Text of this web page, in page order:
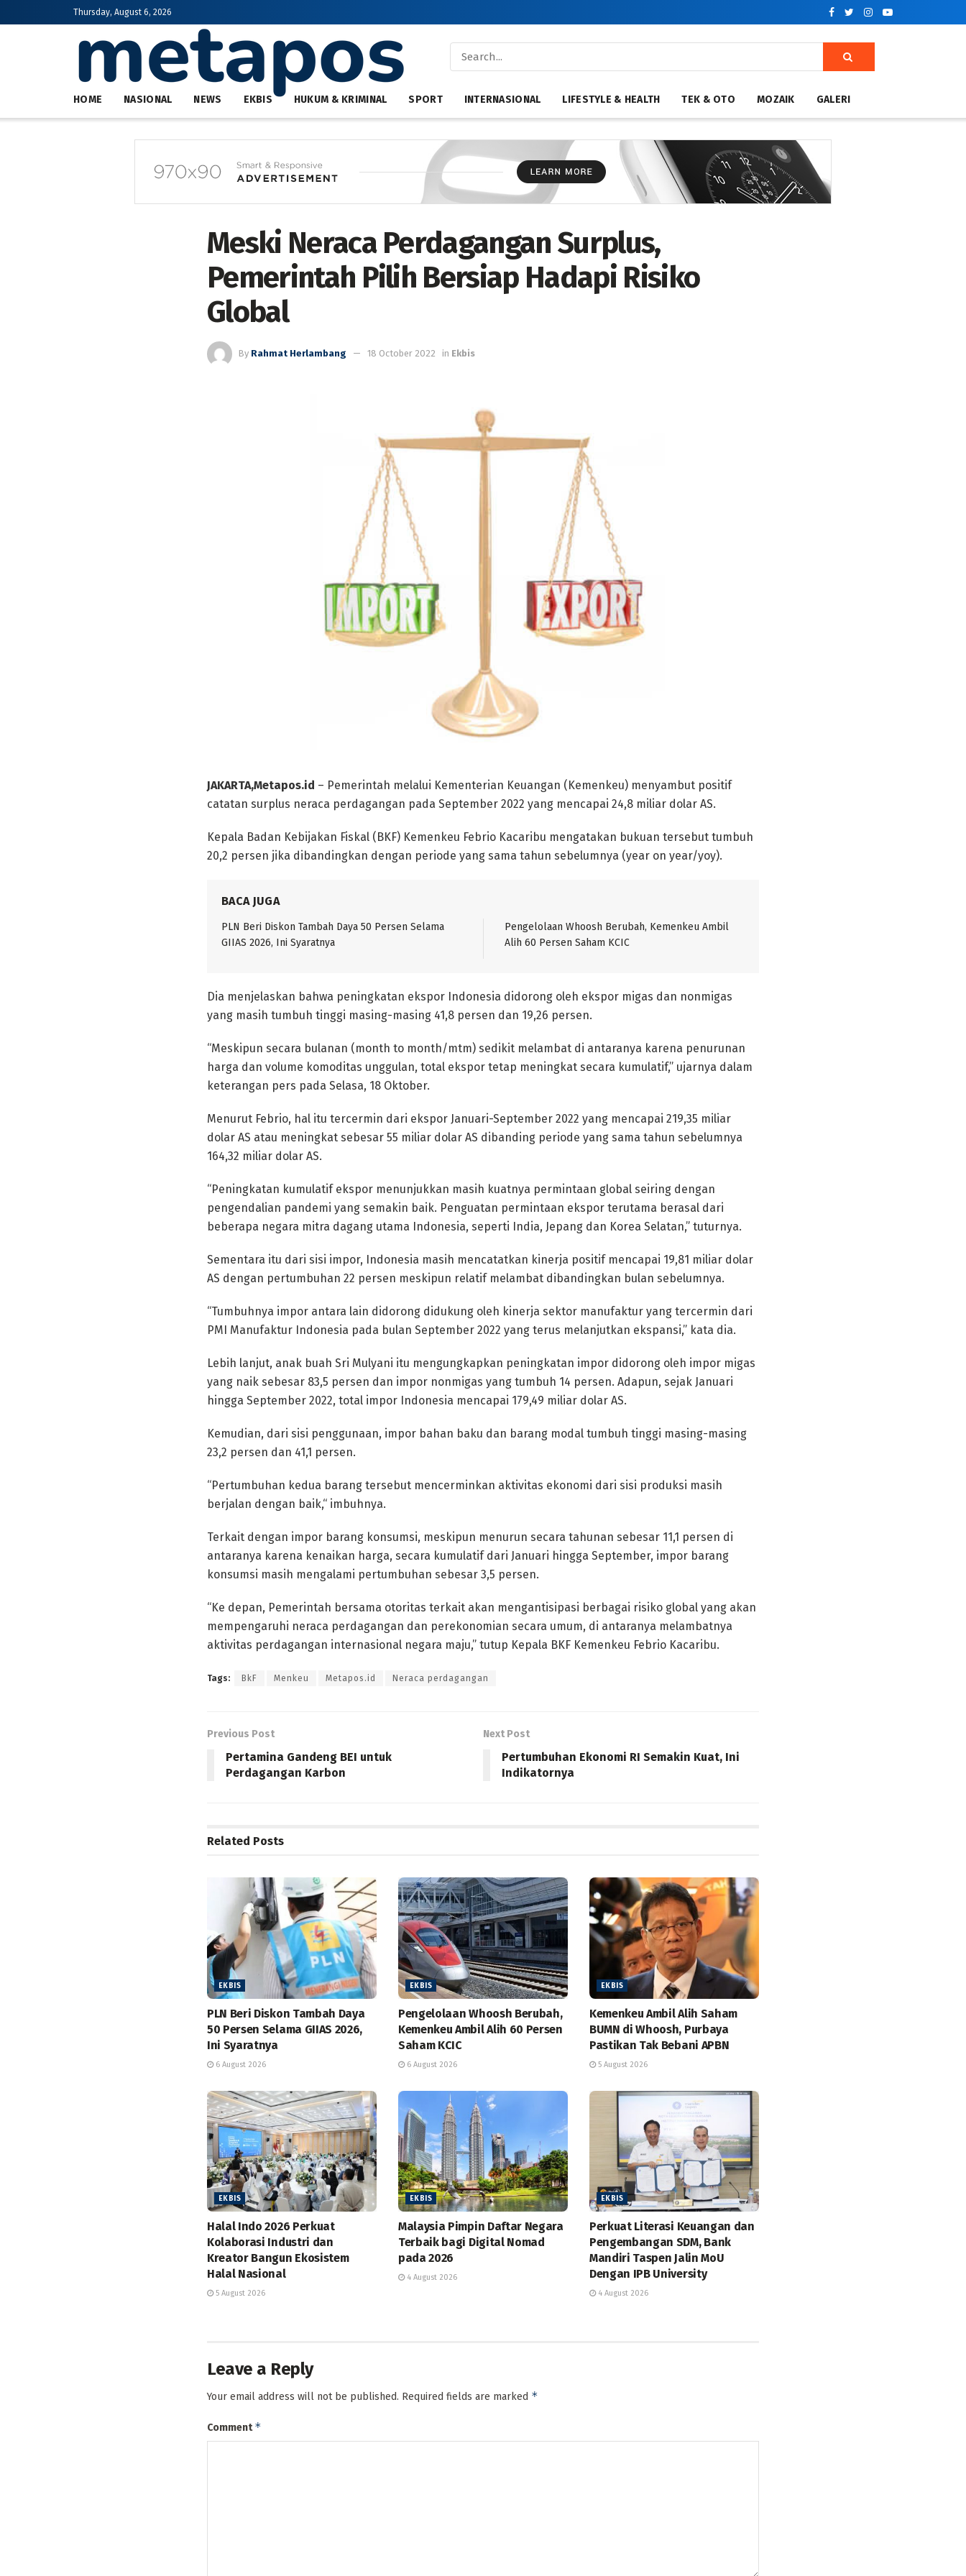
Thursday, August 6, 2026
HOME NASIONAL NEWS EKBIS HUKUM & KRIMINAL SPORT INTERNASIONAL LIFESTYLE & HEALTH TEK & OTO MOZAIK GALERI
Meski Neraca Perdagangan Surplus,
Pemerintah Pilih Bersiap Hadapi Risiko
Global
By Rahmat Herlambang 18 October 2022 in Ekbis
JAKARTA,Metapos.id – Pemerintah melalui Kementerian Keuangan (Kemenkeu) menyambut positif
catatan surplus neraca perdagangan pada September 2022 yang mencapai 24,8 miliar dolar AS.
Kepala Badan Kebijakan Fiskal (BKF) Kemenkeu Febrio Kacaribu mengatakan bukuan tersebut tumbuh
20,2 persen jika dibandingkan dengan periode yang sama tahun sebelumnya (year on year/yoy).
BACA JUGA
PLN Beri Diskon Tambah Daya 50 Persen Selama
GIIAS 2026, Ini Syaratnya
Pengelolaan Whoosh Berubah, Kemenkeu Ambil
Alih 60 Persen Saham KCIC
Dia menjelaskan bahwa peningkatan ekspor Indonesia didorong oleh ekspor migas dan nonmigas
yang masih tumbuh tinggi masing-masing 41,8 persen dan 19,26 persen.
“Meskipun secara bulanan (month to month/mtm) sedikit melambat di antaranya karena penurunan
harga dan volume komoditas unggulan, total ekspor tetap meningkat secara kumulatif,” ujarnya dalam
keterangan pers pada Selasa, 18 Oktober.
Menurut Febrio, hal itu tercermin dari ekspor Januari-September 2022 yang mencapai 219,35 miliar
dolar AS atau meningkat sebesar 55 miliar dolar AS dibanding periode yang sama tahun sebelumnya
164,32 miliar dolar AS.
“Peningkatan kumulatif ekspor menunjukkan masih kuatnya permintaan global seiring dengan
pengendalian pandemi yang semakin baik. Penguatan permintaan ekspor terutama berasal dari
beberapa negara mitra dagang utama Indonesia, seperti India, Jepang dan Korea Selatan,” tuturnya.
Sementara itu dari sisi impor, Indonesia masih mencatatkan kinerja positif mencapai 19,81 miliar dolar
AS dengan pertumbuhan 22 persen meskipun relatif melambat dibandingkan bulan sebelumnya.
“Tumbuhnya impor antara lain didorong didukung oleh kinerja sektor manufaktur yang tercermin dari
PMI Manufaktur Indonesia pada bulan September 2022 yang terus melanjutkan ekspansi,” kata dia.
Lebih lanjut, anak buah Sri Mulyani itu mengungkapkan peningkatan impor didorong oleh impor migas
yang naik sebesar 83,5 persen dan impor nonmigas yang tumbuh 14 persen. Adapun, sejak Januari
hingga September 2022, total impor Indonesia mencapai 179,49 miliar dolar AS.
Kemudian, dari sisi penggunaan, impor bahan baku dan barang modal tumbuh tinggi masing-masing
23,2 persen dan 41,1 persen.
“Pertumbuhan kedua barang tersebut mencerminkan aktivitas ekonomi dari sisi produksi masih
berjalan dengan baik,“ imbuhnya.
Terkait dengan impor barang konsumsi, meskipun menurun secara tahunan sebesar 11,1 persen di
antaranya karena kenaikan harga, secara kumulatif dari Januari hingga September, impor barang
konsumsi masih mengalami pertumbuhan sebesar 3,5 persen.
“Ke depan, Pemerintah bersama otoritas terkait akan mengantisipasi berbagai risiko global yang akan
mempengaruhi neraca perdagangan dan perekonomian secara umum, di antaranya melambatnya
aktivitas perdagangan internasional negara maju,” tutup Kepala BKF Kemenkeu Febrio Kacaribu.
Tags: BkF Menkeu Metapos.id Neraca perdagangan
Previous Post
Pertamina Gandeng BEI untuk
Perdagangan Karbon
Next Post
Pertumbuhan Ekonomi RI Semakin Kuat, Ini
Indikatornya
Related Posts
EKBIS
PLN Beri Diskon Tambah Daya
50 Persen Selama GIIAS 2026,
Ini Syaratnya
6 August 2026
EKBIS
Pengelolaan Whoosh Berubah,
Kemenkeu Ambil Alih 60 Persen
Saham KCIC
6 August 2026
EKBIS
Kemenkeu Ambil Alih Saham
BUMN di Whoosh, Purbaya
Pastikan Tak Bebani APBN
5 August 2026
EKBIS
Halal Indo 2026 Perkuat
Kolaborasi Industri dan
Kreator Bangun Ekosistem
Halal Nasional
5 August 2026
EKBIS
Malaysia Pimpin Daftar Negara
Terbaik bagi Digital Nomad
pada 2026
4 August 2026
EKBIS
Perkuat Literasi Keuangan dan
Pengembangan SDM, Bank
Mandiri Taspen Jalin MoU
Dengan IPB University
4 August 2026
Leave a Reply
Your email address will not be published. Required fields are marked *
Comment*